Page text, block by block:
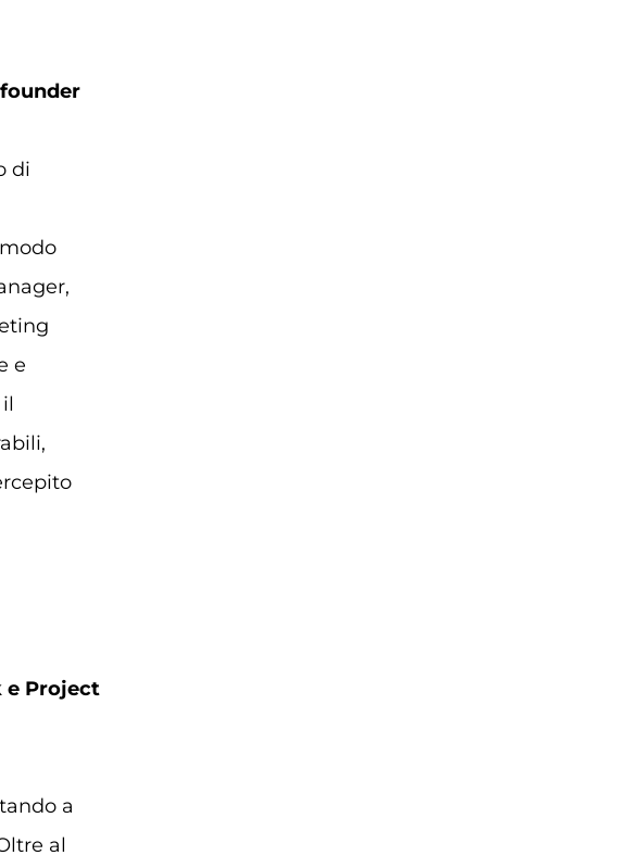
di
e
e Project
a
al